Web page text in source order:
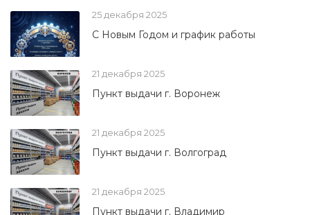
25 декабря 2025
С Новым Годом и график работы
21 декабря 2025
Пункт выдачи г. Воронеж
21 декабря 2025
Пункт выдачи г. Волгоград
21 декабря 2025
Пункт выдачи г. Владимир